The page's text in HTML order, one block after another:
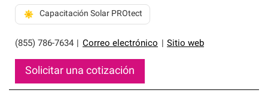
(855) 786-7634 Correo electrónico Sitio web
Capacitación Solar PROtect
Solicitar una cotización